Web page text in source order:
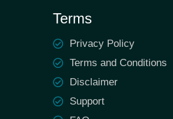
Terms
Privacy Policy
Terms and Conditions
Disclaimer
Support